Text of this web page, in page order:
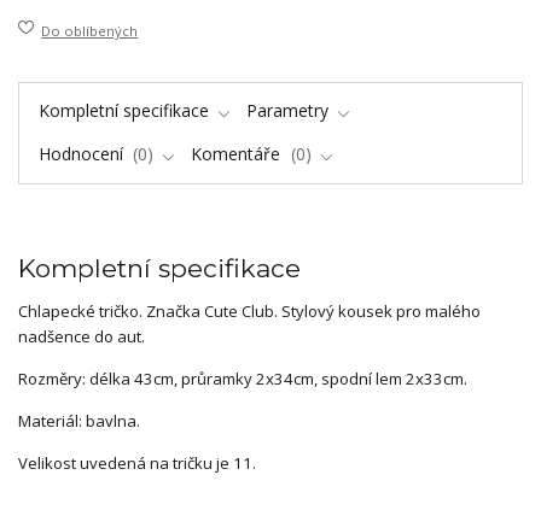
Do oblíbených
Kompletní specifikace
Parametry
Hodnocení
0 Komentáře 0
Kompletní specifikace
Chlapecké tričko. Značka Cute Club. Stylový kousek pro malého
nadšence do aut.
Rozměry: délka 43cm, průramky 2x34cm, spodní lem 2x33cm.
Materiál: bavlna.
Velikost uvedená na tričku je 11.